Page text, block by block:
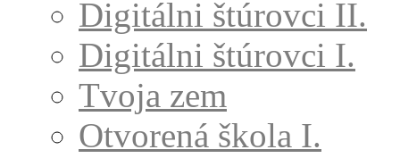
Digitálni štúrovci II.
Digitálni štúrovci I.
Tvoja zem
Otvorená škola I.